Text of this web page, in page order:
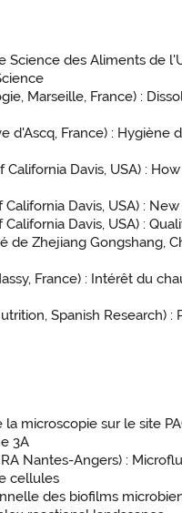
des Aliments de
Marseille, France) :
France) :
Davis, USA) :
Davis, USA) :
Davis, USA) :
Zhejiang Gongshang,
France) : Intérêt du
Spanish Research)
microscopie sur le site
3A
Nantes-Angers) :
cellules
des biofilms